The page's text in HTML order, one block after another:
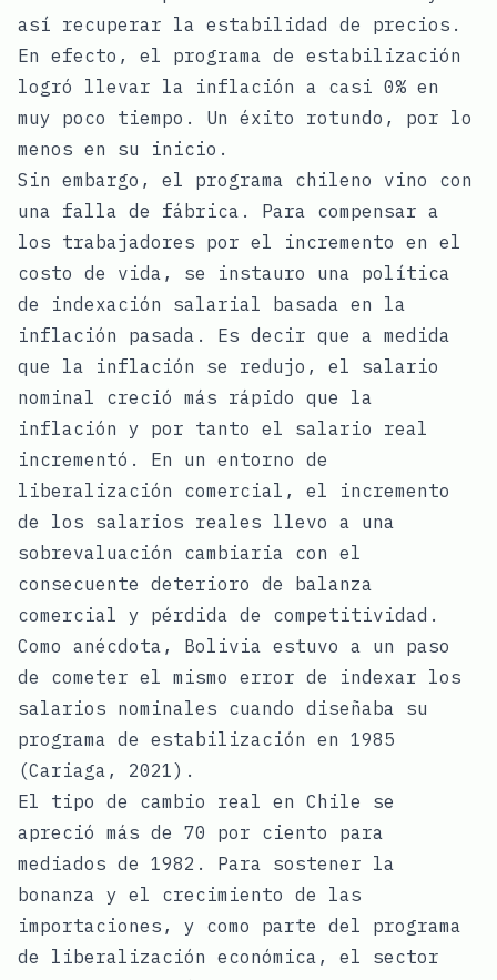
así recuperar la estabilidad de precios.
En efecto, el programa de estabilización
logró llevar la inflación a casi 0% en
muy poco tiempo. Un éxito rotundo, por lo
menos en su inicio.
Sin embargo, el programa chileno vino con
una falla de fábrica. Para compensar a
los trabajadores por el incremento en el
costo de vida, se instauro una política
de indexación salarial basada en la
inflación pasada. Es decir que a medida
que la inflación se redujo, el salario
nominal creció más rápido que la
inflación y por tanto el salario real
incrementó. En un entorno de
liberalización comercial, el incremento
de los salarios reales llevo a una
sobrevaluación cambiaria con el
consecuente deterioro de balanza
comercial y pérdida de competitividad.
Como anécdota, Bolivia estuvo a un paso
de cometer el mismo error de indexar los
salarios nominales cuando diseñaba su
programa de estabilización en 1985
(Cariaga, 2021).
El tipo de cambio real en Chile se
apreció más de 70 por ciento para
mediados de 1982. Para sostener la
bonanza y el crecimiento de las
importaciones, y como parte del programa
de liberalización económica, el sector